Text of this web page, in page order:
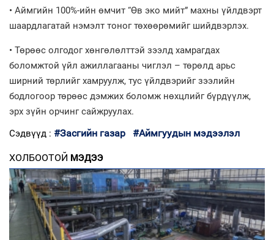
• Аймгийн 100%-ийн өмчит “Өв эко мийт” махны үйлдвэрт
шаардлагатай нэмэлт тоног төхөөрөмийг шийдвэрлэх.
• Төрөөс олгодог хөнгөлөлттэй зээлд хамрагдах
боломжтой үйл ажиллагааны чиглэл – төрөлд арьс
ширний төрлийг хамруулж, тус үйлдвэрийг зээлийн
бодлогоор төрөөс дэмжих боломж нөхцлийг бүрдүүлж,
эрх зүйн орчинг сайжруулах.
Сэдвүүд : #Засгийн газар #Аймгуудын мэдээлэл
ХОЛБООТОЙ МЭДЭЭ